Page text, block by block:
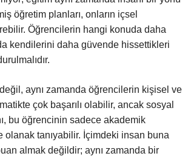
öğretim planları, onların içsel
Öğrencilerin hangi konuda daha
kendilerini daha güvende hissettikleri
aynı zamanda öğrencilerin kişisel ve
çok başarılı olabilir, ancak sosyal
bu öğrencinin sadece akademik
olanak tanıyabilir. İçimdeki insan buna
almak değildir; aynı zamanda bir